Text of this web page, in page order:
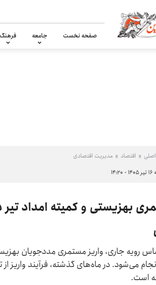
صفحه نخست جامعه فرهنگ
اقتصاد مدیریت اقتصادی
رویه جاری، واریز مستمری مددجویان
است.